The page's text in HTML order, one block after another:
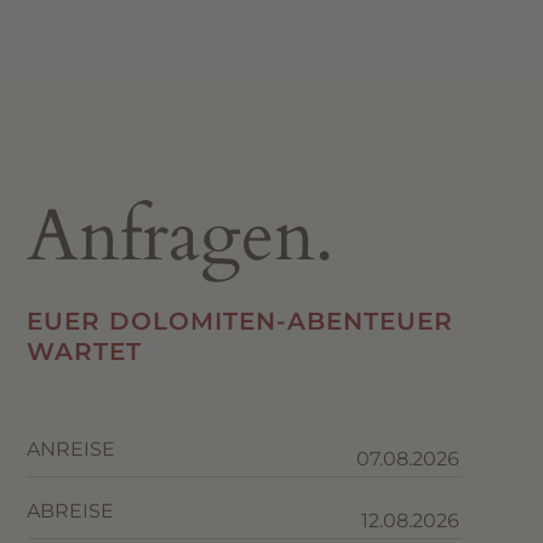
Anfragen.
EUER DOLOMITEN-ABENTEUER
WARTET
ANREISE
ABREISE